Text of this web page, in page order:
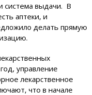
система выдачи. В
аптеки, и
делать прямую
управление
лекарственное
что в начале